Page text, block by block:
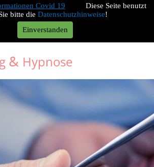
Covid 19 Diese Seite benutzt
bitte die Datenschutzhinweise!
Einverstanden
& Hypnose